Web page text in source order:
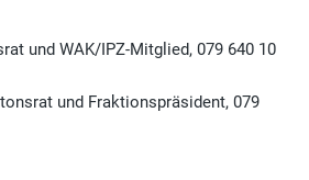
und WAK/IPZ-Mitglied, 079 640 10
und Fraktionspräsident, 079